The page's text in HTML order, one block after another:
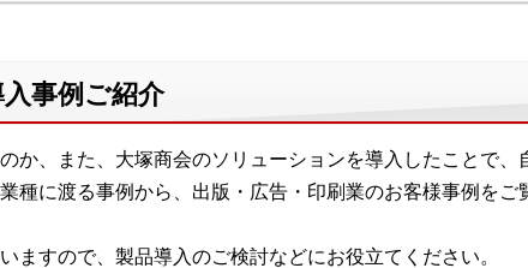
事例ご紹介
か、また、大塚商会のソリューションを導入したことで、
種に渡る事例から、出版・広告・印刷業のお客様事例をご
ますので、製品導入のご検討などにお役立てください。